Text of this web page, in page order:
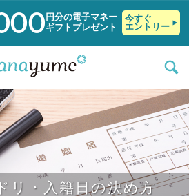
円分の電子マネー
ギフトプレゼント
今すぐ
エントリー
リ・入籍日の決め方